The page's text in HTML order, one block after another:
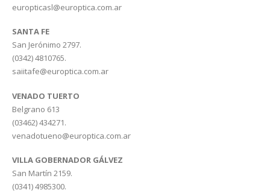
europticasl@europtica.com.ar
SANTA FE
San Jerónimo 2797.
(0342) 4810765.
saiitafe@europtica.com.ar
VENADO TUERTO
Belgrano 613
(03462) 434271.
venadotueno@europtica.com.ar
VILLA GOBERNADOR GÁLVEZ
San Martín 2159.
(0341) 4985300.